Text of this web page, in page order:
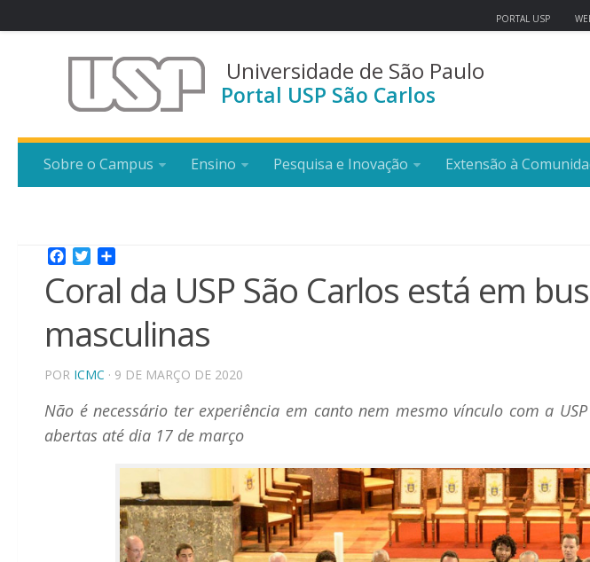
PORTAL USP
Universidade de São Paulo
Portal USP São Carlos
Sobre o Campus Ensino Pesquisa e Inovação Extensão à
Facebook
Twitter
Coral da USP São Carlos está em
masculinas
POR ICMC · 9 DE MARÇO DE 2020
Não é necessário ter experiência em canto nem mesmo vínculo com a
abertas até dia 17 de março